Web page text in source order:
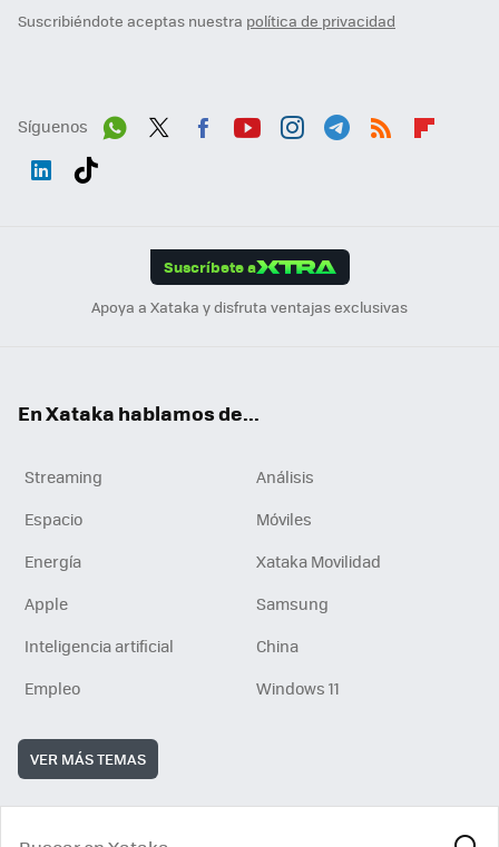
Suscribiéndote aceptas nuestra política de privacidad
Síguenos
Suscríbete a
Apoya a Xataka y disfruta ventajas exclusivas
En Xataka hablamos de...
Streaming
Análisis
Espacio
Móviles
Energía
Xataka Movilidad
Apple
Samsung
Inteligencia artificial
China
Empleo
Windows 11
VER MÁS TEMAS